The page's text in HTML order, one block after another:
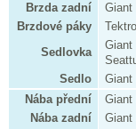
Brzda zadní
Giant
Brzdové páky
Sedlovka
Giant
Sedlo
Giant
Nába přední
Giant
Nába zadní
Giant